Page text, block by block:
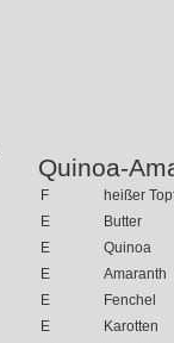
Quinoa-
F
heißer
E
Butter
E
Quinoa
E
E
Fenchel
E
Karotten